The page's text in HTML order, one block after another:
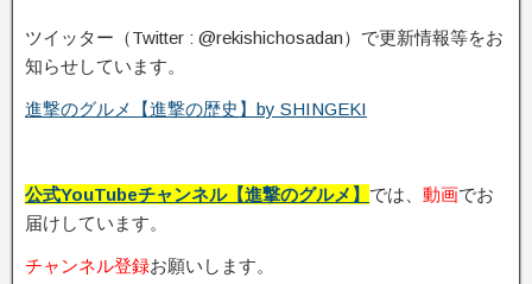
ツイッター（Twitter : @rekishichosadan）で更新情報等をお
知らせしています。
進撃のグルメ【進撃の歴史】by SHINGEKI
公式YouTubeチャンネル【進撃のグルメ】 では、 動画でお
届けしています。
チャンネル登録お願いします。